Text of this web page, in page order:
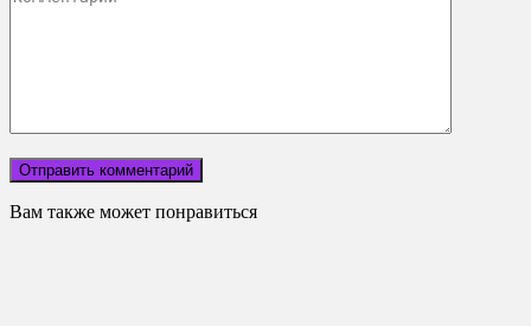
Вам также может понравиться